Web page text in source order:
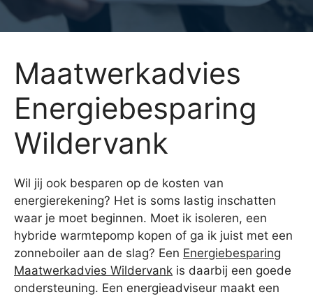
Maatwerkadvies
Energiebesparing
Wildervank
Wil jij ook besparen op de kosten van
energierekening? Het is soms lastig inschatten
waar je moet beginnen. Moet ik isoleren, een
hybride warmtepomp kopen of ga ik juist met een
zonneboiler aan de slag? Een Energiebesparing
Maatwerkadvies Wildervank is daarbij een goede
ondersteuning. Een energieadviseur maakt een